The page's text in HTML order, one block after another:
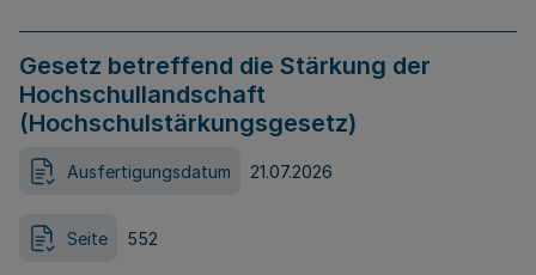
Gesetz betreffend die Stärkung der
Hochschullandschaft
(Hochschulstärkungsgesetz)
Ausfertigungsdatum 21.07.2026
Seite 552